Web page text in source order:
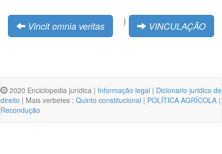
Vincit omnia veritas | VINCULAÇÃO
2020 Enciclopedia jurídica | Informação legal | Dicionario juridico de
direito | Mais verbetes : Quinto constitucional | POLÍTICA AGRÍCOLA |
Recondução